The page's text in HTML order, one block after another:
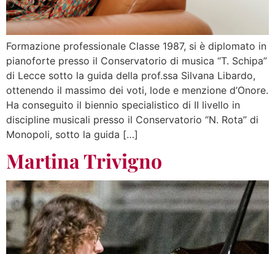
Formazione professionale Classe 1987, si è diplomato in
pianoforte presso il Conservatorio di musica “T. Schipa”
di Lecce sotto la guida della prof.ssa Silvana Libardo,
ottenendo il massimo dei voti, lode e menzione d’Onore.
Ha conseguito il biennio specialistico di II livello in
discipline musicali presso il Conservatorio “N. Rota” di
Monopoli, sotto la guida […]
Martina Trivigno